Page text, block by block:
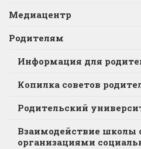
Медиацентр
Родителям
Информация для
Копилка советов
Родительский
Взаимодействие школы
организациями